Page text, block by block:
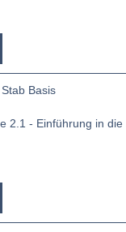
Basis
2.1 - Einführung in die